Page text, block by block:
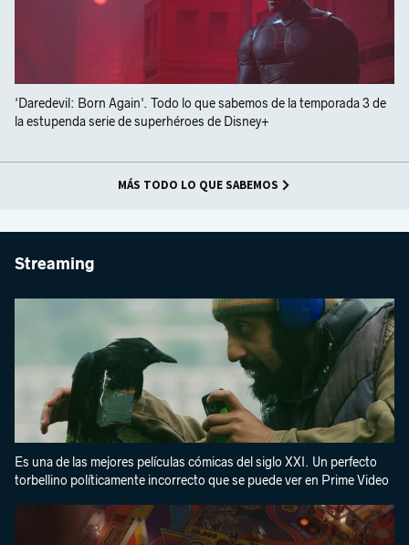
'Daredevil: Born Again'. Todo lo que sabemos de la temporada 3 de
la estupenda serie de superhéroes de Disney+
MÁS TODO LO QUE SABEMOS
Streaming
Es una de las mejores películas cómicas del siglo XXI. Un perfecto
torbellino políticamente incorrecto que se puede ver en Prime Video